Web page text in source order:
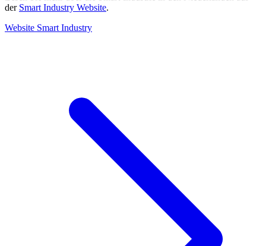
der Smart Industry Website.
Website Smart Industry